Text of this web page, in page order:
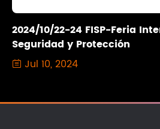
2024/10/22-24 FISP-Feria
Seguridad y Protección
 Jul 10, 2024